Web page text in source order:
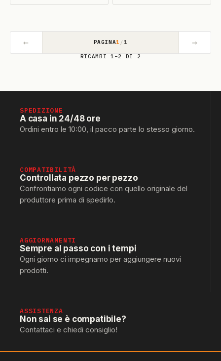
← PAGINA1 /1 →
RICAMBI 1–2 DI 2
SPEDIZIONE
A casa in 24/48 ore
Ordini entro le 10:00, il pacco parte lo stesso giorno.
COMPATIBILITÀ
Controllata pezzo per pezzo
Confrontiamo ogni codice con quello originale del
produttore prima di spedirlo.
AGGIORNAMENTI
Sempre al passo con i tempi
Ogni giorno ci impegnamo per aggiungere nuovi
prodotti.
ASSISTENZA
Non sai se è compatibile?
Contattaci e chiedi consiglio!